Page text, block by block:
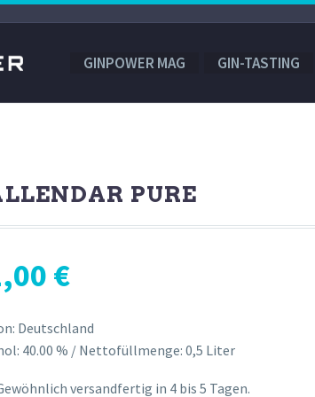
GINPOWER MAG GIN-TASTING
PURE
€
Deutschland
40.00 % / Nettofüllmenge: 0,5 Liter
versandfertig in 4 bis 5 Tagen.